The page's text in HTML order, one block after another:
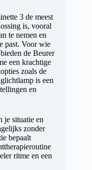
3 de meest
is, vooral
te nemen en
past. Voor wie
de Beurer
een krachtige
zoals de
is een
en
je situatie en
zonder
bepaalt
ritme en een